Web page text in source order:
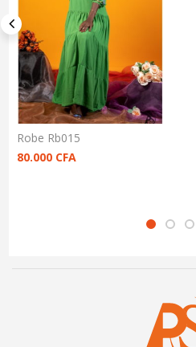
Robe Rb015
80.000 CFA